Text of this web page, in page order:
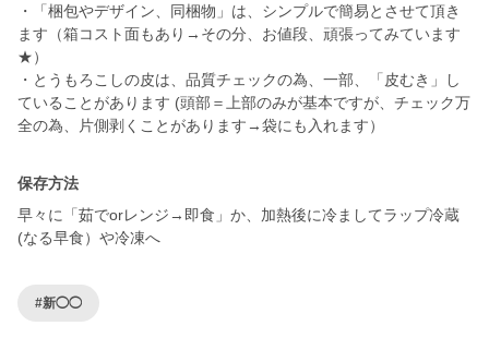
・「梱包やデザイン、同梱物」は、シンプルで簡易とさせて頂き
ます（箱コスト面もあり→その分、お値段、頑張ってみています
★）
・とうもろこしの皮は、品質チェックの為、一部、「皮むき」し
ていることがあります (頭部＝上部のみが基本ですが、チェック万
全の為、片側剥くことがあります→袋にも入れます）
保存方法
早々に「茹でorレンジ→即食」か、加熱後に冷ましてラップ冷蔵
(なる早食）や冷凍へ
#新◯◯